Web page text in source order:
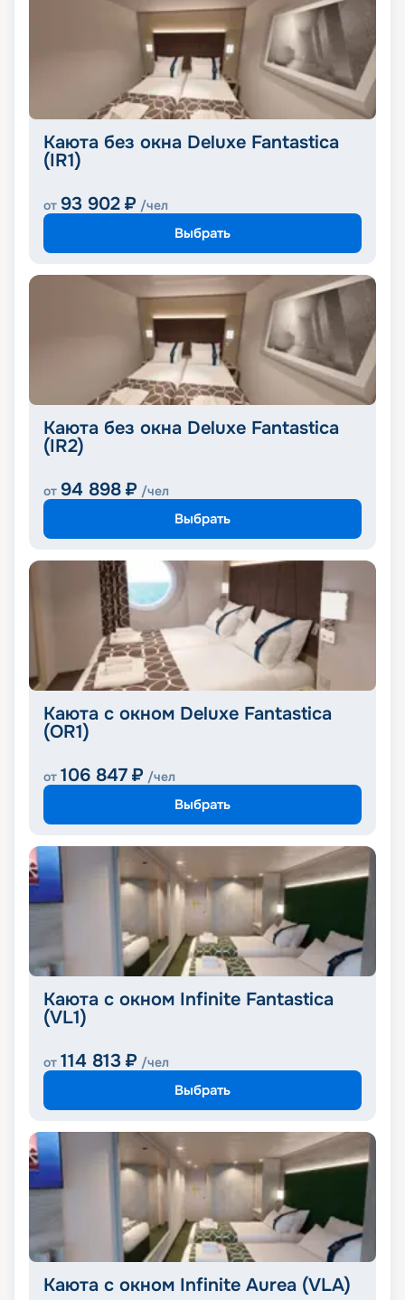
Каюта без окна Deluxe Fantastica
(IR1)
от 93 902 ₽ /чел
Выбрать
Каюта без окна Deluxe Fantastica
(IR2)
от 94 898 ₽ /чел
Выбрать
Каюта с окном Deluxe Fantastica
(OR1)
от 106 847 ₽ /чел
Выбрать
Каюта с окном Infinite Fantastica
(VL1)
от 114 813 ₽ /чел
Выбрать
Каюта с окном Infinite Aurea (VLA)